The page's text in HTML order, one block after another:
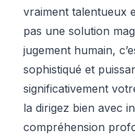
vraiment talentueux
pas une solution
jugement humain,
sophistiqué et
significativement
la dirigez bien avec
compréhension